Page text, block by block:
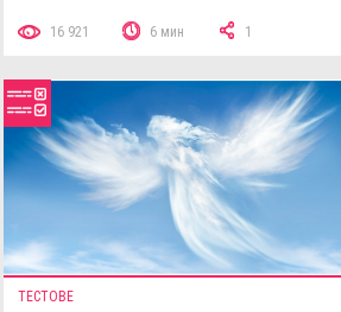
16 921 6 мин 1
ТЕСТОВЕ